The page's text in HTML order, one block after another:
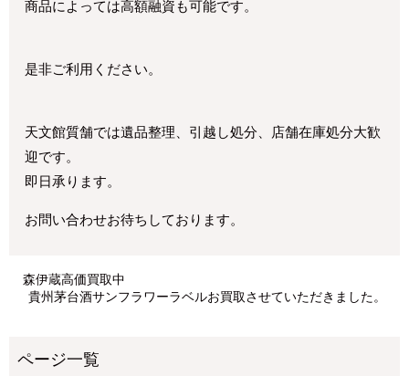
商品によっては高額融資も可能です。
是非ご利用ください。
天文館質舗では遺品整理、引越し処分、店舗在庫処分大歓
迎です。
即日承ります。
お問い合わせお待ちしております。
森伊蔵高価買取中
貴州茅台酒サンフラワーラベルお買取させていただきました。